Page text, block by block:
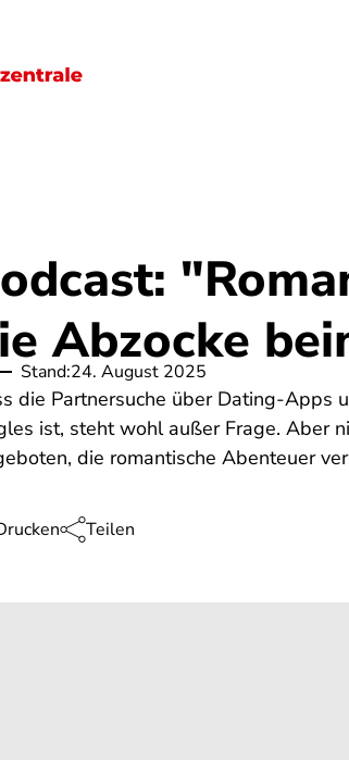
Geld & Versicherungen
Abzocke
Stand:24. August 2025
die Partnersuche über Dating-Apps
ist, steht wohl außer Frage. Aber
die romantische Abenteuer
Teilen